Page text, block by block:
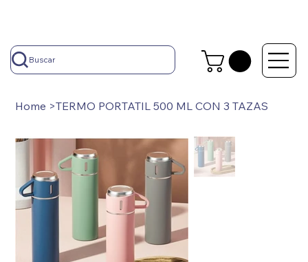
Buscar
Home >TERMO PORTATIL 500 ML CON 3 TAZAS